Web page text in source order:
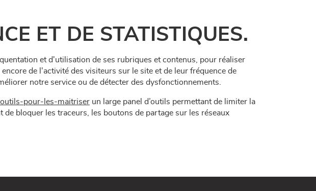
ET DE STATISTIQUES.
et d'utilisation de ses rubriques et contenus, pour réaliser
de l'activité des visiteurs sur le site et de leur fréquence de
notre service ou de détecter des dysfonctionnements.
pour-les-maitriser un large panel d’outils permettant de limiter la
bloquer les traceurs, les boutons de partage sur les réseaux